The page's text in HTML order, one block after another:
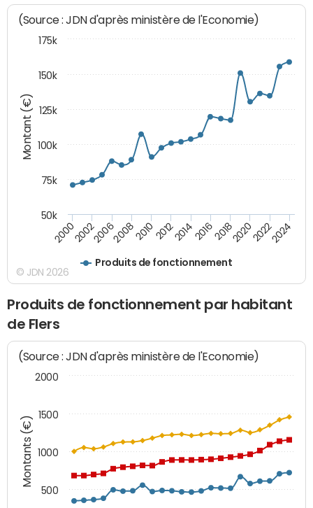
Montant (€)
(Source : JDN d'après ministère de l'Economie)
Produits de fonctionnement
200020022006200820102012201420162018202020222024
50k
75k
100k
125k
150k
175k
© JDN 2026
Produits de fonctionnement par habitant
de Flers
Montants (€)
(Source : JDN d'après ministère de l'Economie)
500
1000
1500
2000